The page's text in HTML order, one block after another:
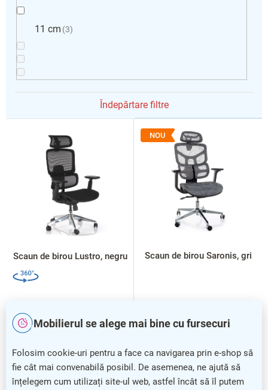
Mobilierul se alege mai bine cu fursecuri
Folosim cookie-uri pentru a face ca navigarea prin e-shop să
fie cât mai convenabilă posibil. De asemenea, ne ajută să
înțelegem cum utilizați site-ul web, astfel încât să îl putem
11 cm 3
Îndepărtare filtre
L
Scaun de birou Lustro, negru
NOU
Scaun de birou Saronis, gri